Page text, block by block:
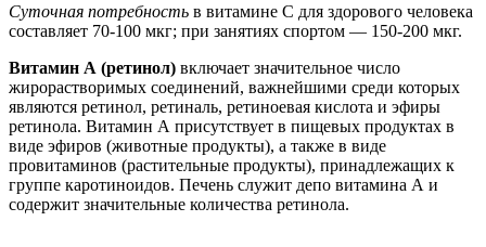
Суточная потребность в витамине С для здорового человека
составляет 70-100 мкг; при занятиях спортом — 150-200 мкг.
Витамин А (ретинол) включает значительное число
жирорастворимых соединений, важнейшими среди которых
являются ретинол, ретиналь, ретиноевая кислота и эфиры
ретинола. Витамин А присутствует в пищевых продуктах в
виде эфиров (животные продукты), а также в виде
провитаминов (растительные продукты), принадлежащих к
группе каротиноидов. Печень служит депо витамина А и
содержит значительные количества ретинола.